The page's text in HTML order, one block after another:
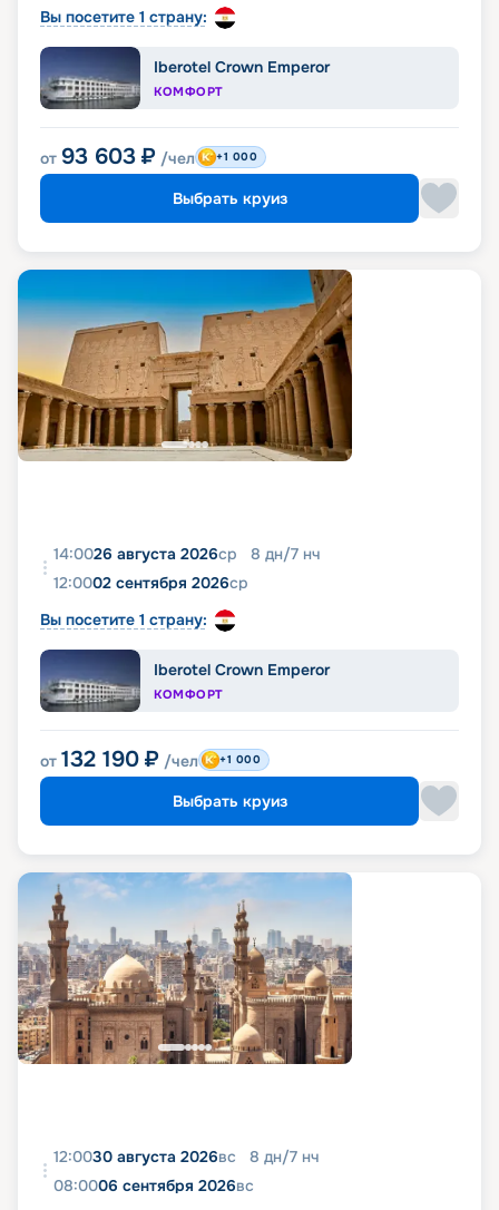
Вы посетите 1 страну:
Iberotel Crown Emperor
КОМФОРТ
от 93 603 ₽ /чел +1 000
Выбрать круиз
14:0026 августа 2026ср 8 дн/7 нч
12:0002 сентября 2026ср
Вы посетите 1 страну:
Iberotel Crown Emperor
КОМФОРТ
от 132 190 ₽ /чел +1 000
Выбрать круиз
12:0030 августа 2026вс 8 дн/7 нч
08:0006 сентября 2026вс